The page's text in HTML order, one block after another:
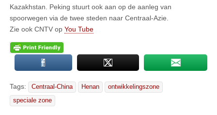
Kazakhstan. Peking stuurt ook aan op de aanleg van
spoorwegen via de twee steden naar Centraal-Azie.
Zie ook CNTV op You Tube
Tags: Centraal-China Henan
ontwikkelingszone
speciale zone